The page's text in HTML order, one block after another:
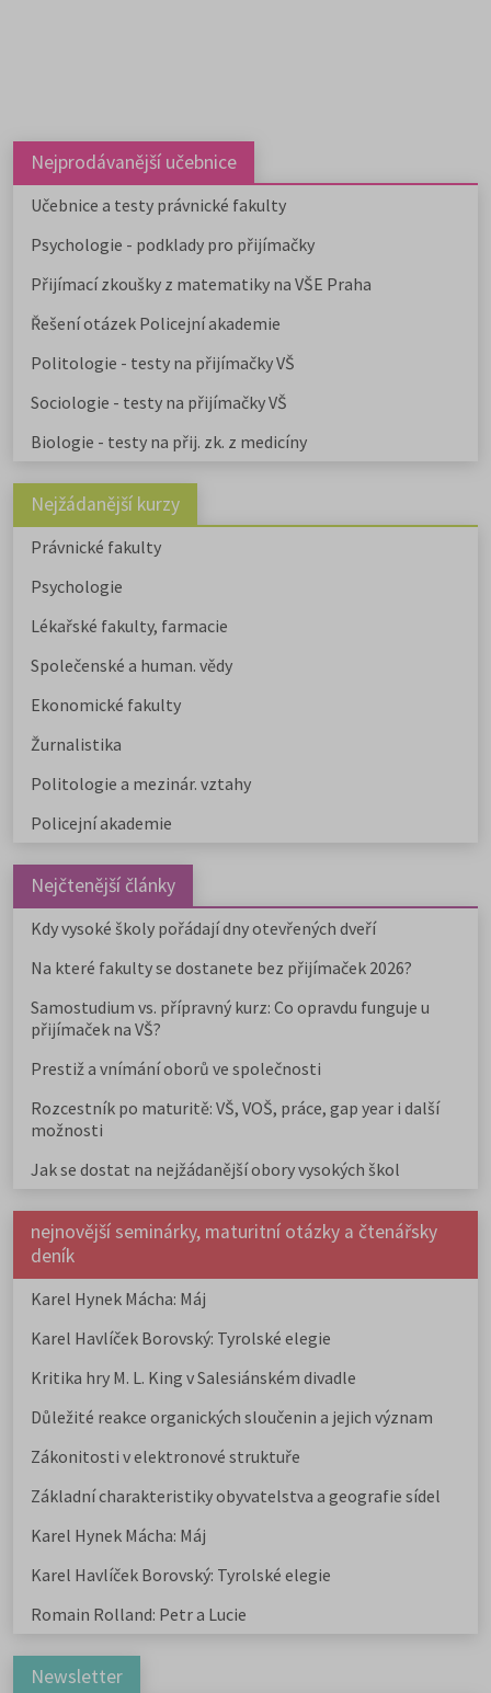
možnosti mimo veřejné VŠ.
Nejprodávanější učebnice
Učebnice a testy právnické fakulty
Psychologie - podklady pro přijímačky
Přijímací zkoušky z matematiky na VŠE Praha
Řešení otázek Policejní akademie
Politologie - testy na přijímačky VŠ
Sociologie - testy na přijímačky VŠ
Biologie - testy na přij. zk. z medicíny
Nejžádanější kurzy
Právnické fakulty
Psychologie
Lékařské fakulty, farmacie
Společenské a human. vědy
Ekonomické fakulty
Žurnalistika
Politologie a mezinár. vztahy
Policejní akademie
Nejčtenější články
Kdy vysoké školy pořádají dny otevřených dveří
Na které fakulty se dostanete bez přijímaček 2026?
Samostudium vs. přípravný kurz: Co opravdu funguje u
přijímaček na VŠ?
Prestiž a vnímání oborů ve společnosti
Rozcestník po maturitě: VŠ, VOŠ, práce, gap year i další
možnosti
Jak se dostat na nejžádanější obory vysokých škol
nejnovější seminárky, maturitní otázky a čtenářsky
deník
Karel Hynek Mácha: Máj
Karel Havlíček Borovský: Tyrolské elegie
Kritika hry M. L. King v Salesiánském divadle
Důležité reakce organických sloučenin a jejich význam
Zákonitosti v elektronové struktuře
Základní charakteristiky obyvatelstva a geografie sídel
Karel Hynek Mácha: Máj
Karel Havlíček Borovský: Tyrolské elegie
Romain Rolland: Petr a Lucie
Newsletter